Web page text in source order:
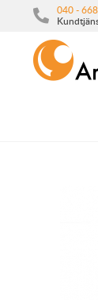
040 -